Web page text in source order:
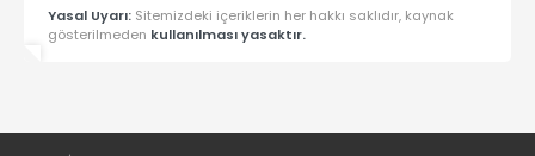
Yasal Uyarı: Sitemizdeki içeriklerin her hakkı saklıdır, kaynak
gösterilmeden kullanılması yasaktır.